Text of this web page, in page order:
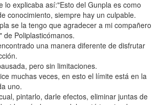
lo explicaba así:"Esto del Gunpla es como
conocimiento, siempre hay un culpable.
se la tengo que agradecer a mi compañero
de Poliplasticómanos.
una manera diferente de disfrutar
pero sin limitaciones.
muchas veces, en esto el límite está en la
uno.
pintarlo, darle efectos, eliminar juntas de